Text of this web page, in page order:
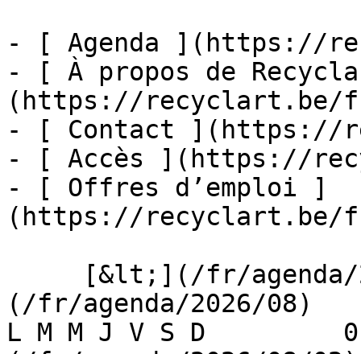
- [ Agenda ](https://
- [ À propos de
(https://recyclart.be/
- [ Contact ](https://
- [ Accès ](https://
- [ Offres d’emploi ]
(https://recyclart.be/
(/fr/agenda/2026/08)
L M M J V S D